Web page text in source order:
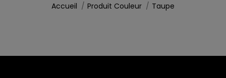
Vous êtes ici :
Accueil Produit Couleur Taupe